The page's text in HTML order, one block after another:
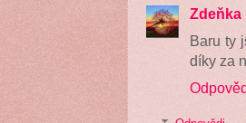
Baru ty
díky za